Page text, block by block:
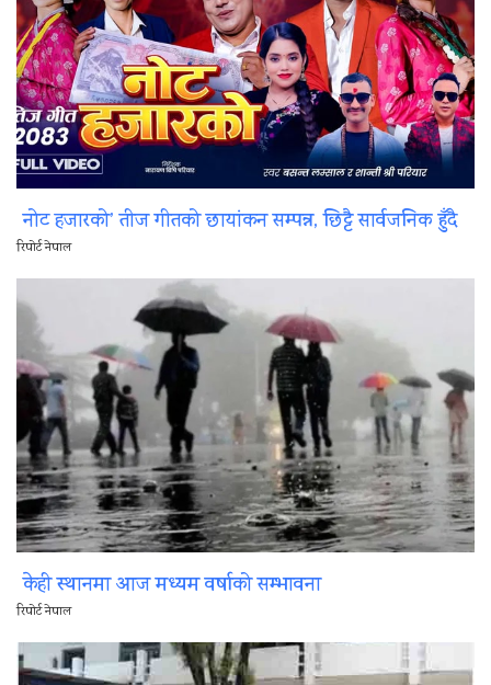
नोट हजारको’ तीज गीतको छायांकन सम्पन्न, छिट्टै सार्वजनिक हुँदै
रिपोर्ट नेपाल
केही स्थानमा आज मध्यम वर्षाको सम्भावना
रिपोर्ट नेपाल